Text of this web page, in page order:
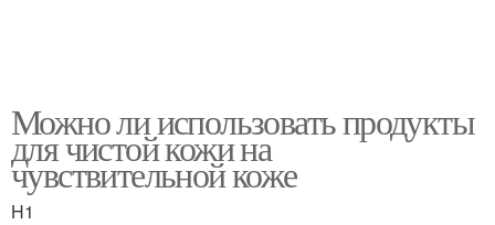
Можно ли использовать продукты
для чистой кожи на
чувствительной коже
H1